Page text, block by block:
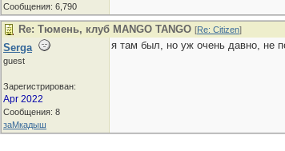
Сообщения: 6,790
Re: Тюмень, клуб MANGO TANGO [Re: Citizen]
Serga
guest
Зарегистрирован:
Apr 2022
Сообщения: 8
заМкадыш
я там был, но уж очень давно, не